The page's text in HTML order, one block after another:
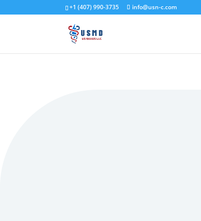
+1 (407) 990-3735 info@usn-c.com